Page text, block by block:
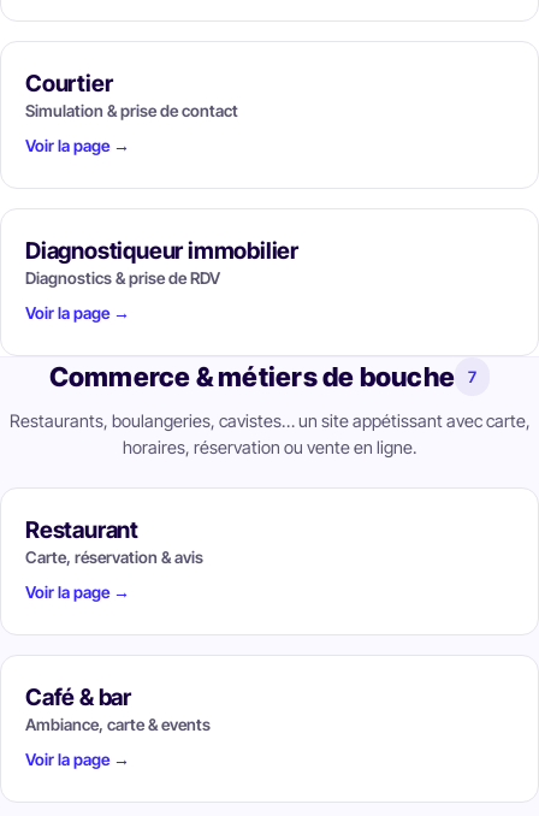
Courtier
Simulation & prise de contact
Voir la page →
Diagnostiqueur immobilier
Diagnostics & prise de RDV
Voir la page →
Commerce & métiers de bouche 7
Restaurants, boulangeries, cavistes… un site appétissant avec carte,
horaires, réservation ou vente en ligne.
Restaurant
Carte, réservation & avis
Voir la page →
Café & bar
Ambiance, carte & events
Voir la page →